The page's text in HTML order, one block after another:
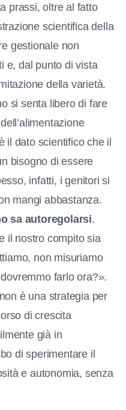
prassi, oltre al fatto
scientifica della
gestionale non
e, dal punto di vista
della varietà.
si senta libero di fare
il dato scientifico che il
bisogno di essere
infatti, i genitori si
mangi abbastanza.
sa autoregolarsi.
il nostro compito sia
non misuriamo
farlo ora?».
è una strategia per
di crescita
già in
di sperimentare il
e autonomia, senza